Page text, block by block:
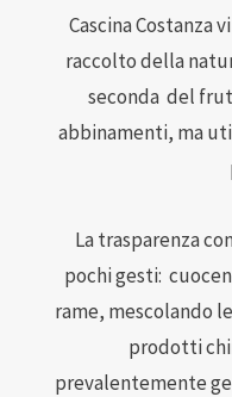
Cascina Costanza
raccolto della
seconda del
abbinamenti, ma
La trasparenza
pochi gesti:
rame, mescolando
prodotti
prevalentemente